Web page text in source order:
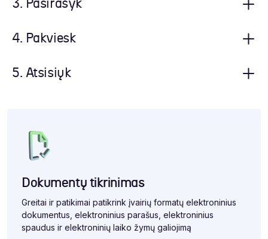
3. Pasirašyk
4. Pakviesk
5. Atsisiųk
Dokumentų tikrinimas
Greitai ir patikimai patikrink įvairių formatų elektroninius
dokumentus, elektroninius parašus, elektroninius
spaudus ir elektroninių laiko žymų galiojimą